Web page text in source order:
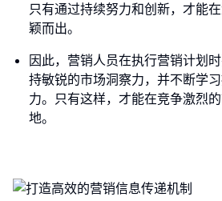
只有通过持续努力和创新，才能
颖而出。
因此，营销人员在执行营销计划
持敏锐的市场洞察力，并不断学
力。只有这样，才能在竞争激烈
地。